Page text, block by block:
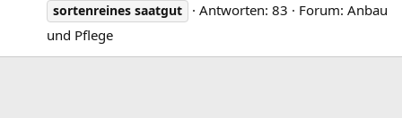
sortenreines saatgut Antworten: 83 Forum: Anbau
und Pflege